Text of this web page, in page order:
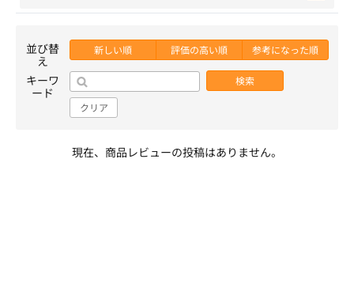
並び替
え
新しい順 評価の高い順 参考になった順
キーワ
ード
検索
クリア
現在、商品レビューの投稿はありません。